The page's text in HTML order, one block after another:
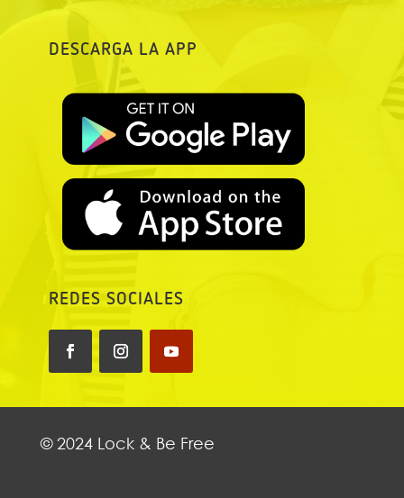
DESCARGA LA APP
REDES SOCIALES
© 2024 Lock & Be Free